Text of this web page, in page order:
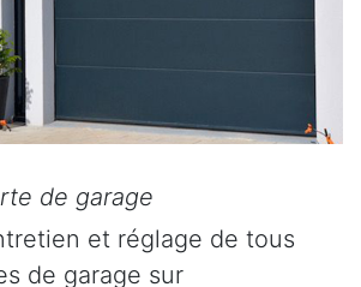
de garage
et réglage de tous
de garage sur